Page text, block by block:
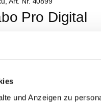
und Anzeigen zu
Pro Digital
*